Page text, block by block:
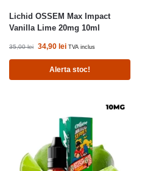
Lichid OSSEM Max Impact
Vanilla Lime 20mg 10ml
35,00lei 34,90 lei TVA inclus
Alerta stoc!